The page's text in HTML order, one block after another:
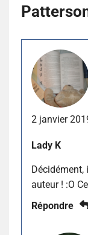
2 janvier
Lady K
auteur ! :O
Répondre